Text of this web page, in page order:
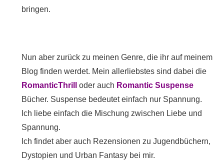
bringen.
Nun aber zurück zu meinen Genre, die ihr auf meinem
Blog finden werdet. Mein allerliebstes sind dabei die
RomanticThrill
oder auch Romantic Suspense
Bücher. Suspense bedeutet einfach nur Spannung.
Ich liebe einfach die Mischung zwischen Liebe und
Spannung.
Ich findet aber auch Rezensionen zu Jugendbüchern,
Dystopien und Urban Fantasy bei mir.